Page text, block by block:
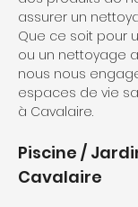
assurer un
Que ce soit pour
ou un nettoyage
nous nous
espaces de vie
à Cavalaire.
Piscine /
Cavalaire